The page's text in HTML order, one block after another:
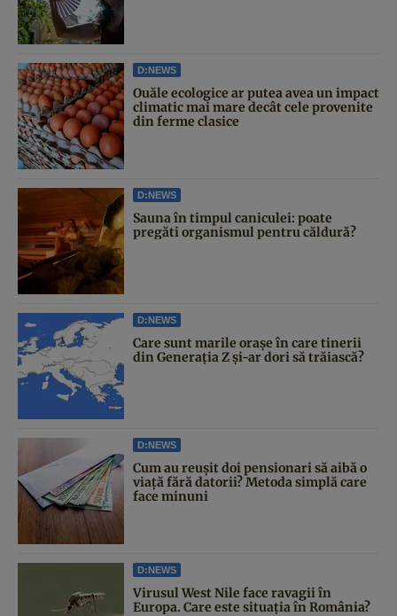
D:NEWS
Ouăle ecologice ar putea avea un impact
climatic mai mare decât cele provenite
din ferme clasice
D:NEWS
Sauna în timpul caniculei: poate
pregăti organismul pentru căldură?
D:NEWS
Care sunt marile orașe în care tinerii
din Generația Z și-ar dori să trăiască?
D:NEWS
Cum au reușit doi pensionari să aibă o
viață fără datorii? Metoda simplă care
face minuni
D:NEWS
Virusul West Nile face ravagii în
Europa. Care este situația în România?